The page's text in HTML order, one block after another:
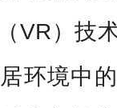
VR）技
环境中